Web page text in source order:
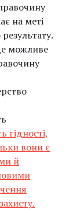
на меті
можливе
гідності,
вони є
й